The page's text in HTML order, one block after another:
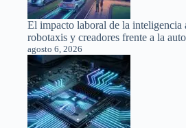
El impacto laboral de la inteligencia
robotaxis y creadores frente a la
agosto 6, 2026